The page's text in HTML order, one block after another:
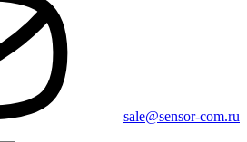
sale@sensor-com.ru